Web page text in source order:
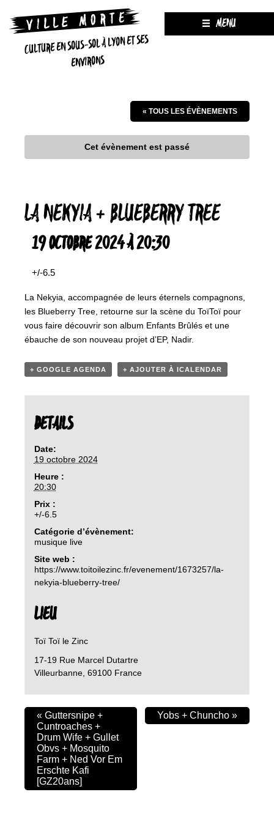
CULTURE EN SOUS-SOL À LYON ET SES
ENVIRONS
MENU
« TOUS LES ÉVÈNEMENTS
Cet évènement est passé
LA NEKYIA + BLUEBERRY TREE
19 OCTOBRE 2024 À 20:30
+/-6.5
La Nekyia, accompagnée de leurs éternels compagnons,
les Blueberry Tree, retourne sur la scène du ToïToï pour
vous faire découvrir son album Enfants Brûlés et une
ébauche de son nouveau projet d’EP, Nadir.
+ GOOGLE AGENDA + AJOUTER À ICALENDAR
DETAILS
Date:
19 octobre 2024
Heure :
20:30
Prix :
+/-6.5
Catégorie d’évènement:
musique live
Site web :
https://www.toitoilezinc.fr/evenement/1673257/la-
nekyia-blueberry-tree/
LIEU
Toï Toï le Zinc
17-19 Rue Marcel Dutartre
Villeurbanne, 69100 France
« Guttersnipe +
Cuntroaches +
Drum Wife + Gullet
Obvs + Mosquito
Farm + Ned Vor Em
Erschte Kafi
[GZ20ans]
Yobs + Chuncho »